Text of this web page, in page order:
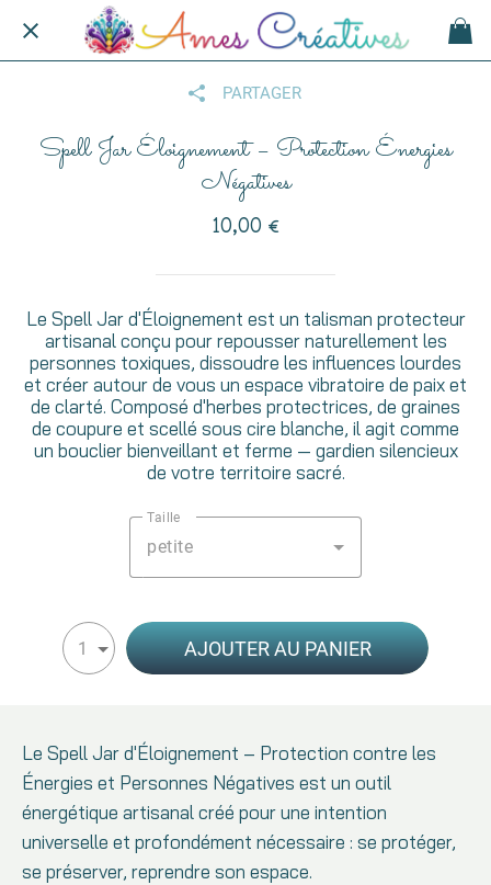
PARTAGER
Spell Jar Éloignement – Protection Énergies
Négatives
10,00 €
Le Spell Jar d'Éloignement est un talisman protecteur
artisanal conçu pour repousser naturellement les
personnes toxiques, dissoudre les influences lourdes
et créer autour de vous un espace vibratoire de paix et
de clarté. Composé d'herbes protectrices, de graines
de coupure et scellé sous cire blanche, il agit comme
un bouclier bienveillant et ferme — gardien silencieux
de votre territoire sacré.
Taille
petite
1 AJOUTER AU PANIER
Le Spell Jar d'Éloignement – Protection contre les
Énergies et Personnes Négatives est un outil
énergétique artisanal créé pour une intention
universelle et profondément nécessaire : se protéger,
se préserver, reprendre son espace.